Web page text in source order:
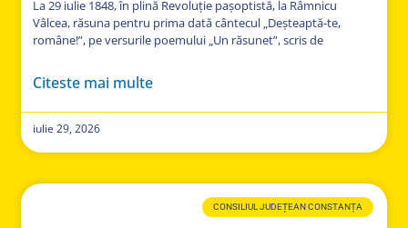
La 29 iulie 1848, în plină Revoluție pașoptistă, la Râmnicu
Vâlcea, răsuna pentru prima dată cântecul „Deșteaptă-te,
române!”, pe versurile poemului „Un răsunet”, scris de
Citeste mai multe
iulie 29, 2026
CONSILIUL JUDEȚEAN CONSTANȚA